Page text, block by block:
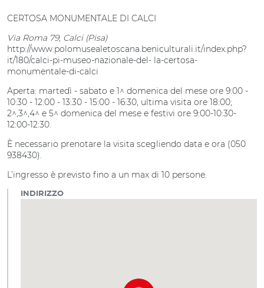
CERTOSA MONUMENTALE DI CALCI
Via Roma 79, Calci (Pisa)
http://www.polomusealetoscana.beniculturali.it/index.php?
it/180/calci-pi-museo-nazionale-del- la-certosa-
monumentale-di-calci
Aperta: martedì - sabato e 1^ domenica del mese ore 9:00 -
10:30 - 12:00 - 13:30 - 15:00 - 16:30, ultima visita ore 18:00;
2^,3^,4^ e 5^ domenica del mese e festivi ore 9:00-10:30-
12:00-12:30.
È necessario prenotare la visita scegliendo data e ora (050
938430).
L’ingresso è previsto fino a un max di 10 persone.
INDIRIZZO